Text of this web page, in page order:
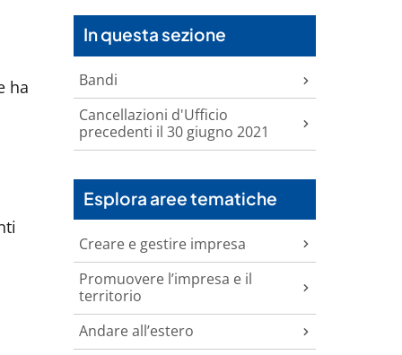
ha
In questa sezione
Bandi
Cancellazioni d'Ufficio
precedenti il 30 giugno 2021
Esplora aree tematiche
Creare e gestire impresa
Promuovere l’impresa e il
territorio
Andare all’estero